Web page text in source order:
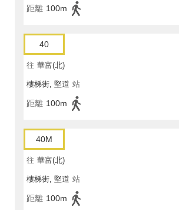
距離 100m
40
往 華富(北)
樓梯街, 堅道 站
距離 100m
40M
往 華富(北)
樓梯街, 堅道 站
距離 100m